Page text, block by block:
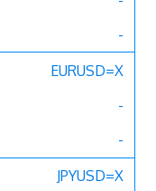
-
EURUSD=X
-
-
JPYUSD=X